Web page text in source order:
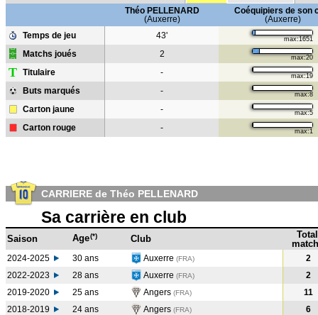
Théo PELLENARD
(Auxerre)
Coéquipiers de son
(Auxerre)
Temps de jeu
43' max:1651
Matchs joués 2 max:20
T Titulaire - max:19
Buts marqués - max:8
Carton jaune - max:5
Carton rouge - max:1
CARRIERE de Théo PELLENARD
Sa carrière en club
Saison Age(*) Club
Total
2024-2025 30 ans Auxerre (FRA)
2
2022-2023
28 ans Auxerre (FRA)
2
2019-2020
25 ans Angers (FRA)
11
2018-2019
24 ans Angers (FRA)
6